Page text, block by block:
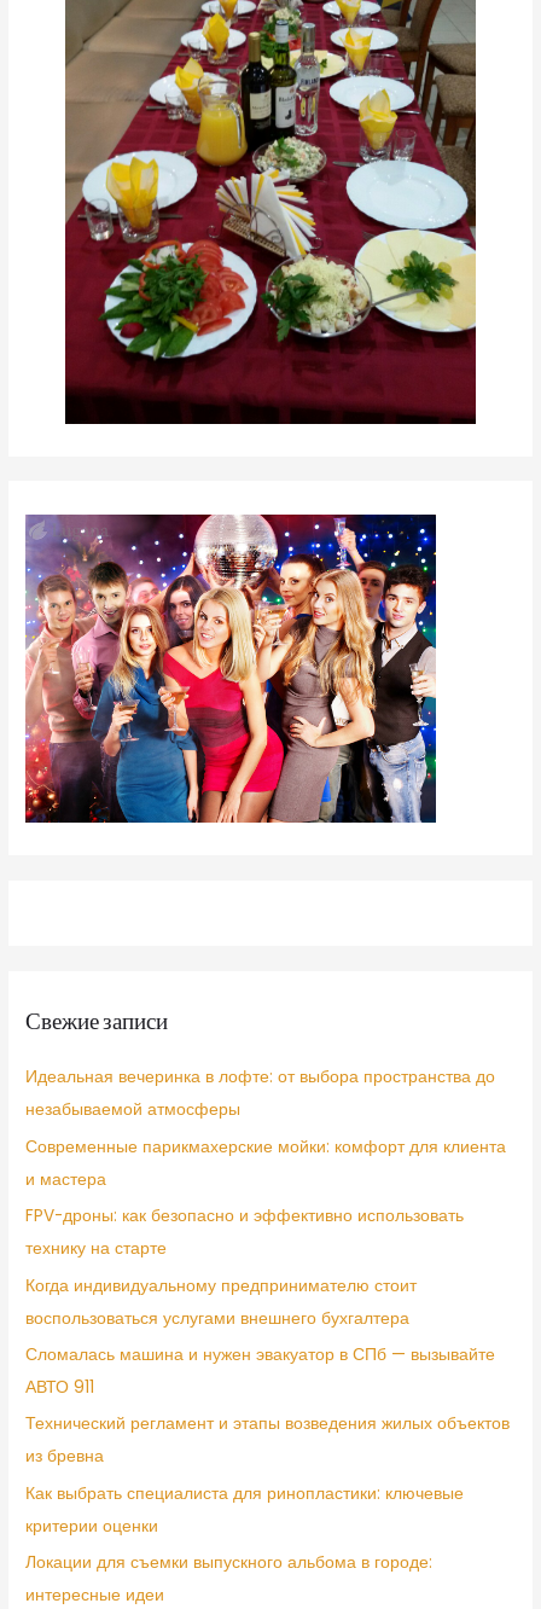
Свежие записи
Идеальная вечеринка в лофте: от выбора пространства до
незабываемой атмосферы
Современные парикмахерские мойки: комфорт для клиента
и мастера
FPV-дроны: как безопасно и эффективно использовать
технику на старте
Когда индивидуальному предпринимателю стоит
воспользоваться услугами внешнего бухгалтера
Сломалась машина и нужен эвакуатор в СПб — вызывайте
АВТО 911
Технический регламент и этапы возведения жилых объектов
из бревна
Как выбрать специалиста для ринопластики: ключевые
критерии оценки
Локации для съемки выпускного альбома в городе:
интересные идеи